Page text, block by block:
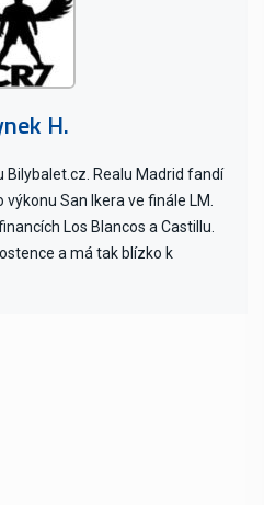
H.
Bilybalet.cz. Realu Madrid fandí
San Ikera ve finále LM.
Los Blancos a Castillu.
a má tak blízko k